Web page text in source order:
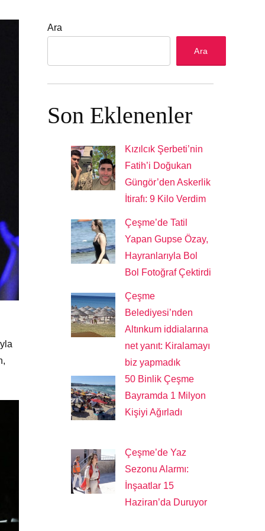
Ara
Ara
Son Eklenenler
Kızılcık Şerbeti’nin
Fatih’i Doğukan
Güngör’den Askerlik
İtirafı: 9 Kilo Verdim
Çeşme’de Tatil
Yapan Gupse Özay,
Hayranlarıyla Bol
Bol Fotoğraf Çektirdi
Çeşme
Belediyesi’nden
Altınkum iddialarına
net yanıt: Kiralamayı
biz yapmadık
50 Binlik Çeşme
Bayramda 1 Milyon
Kişiyi Ağırladı
Çeşme’de Yaz
Sezonu Alarmı:
İnşaatlar 15
Haziran’da Duruyor